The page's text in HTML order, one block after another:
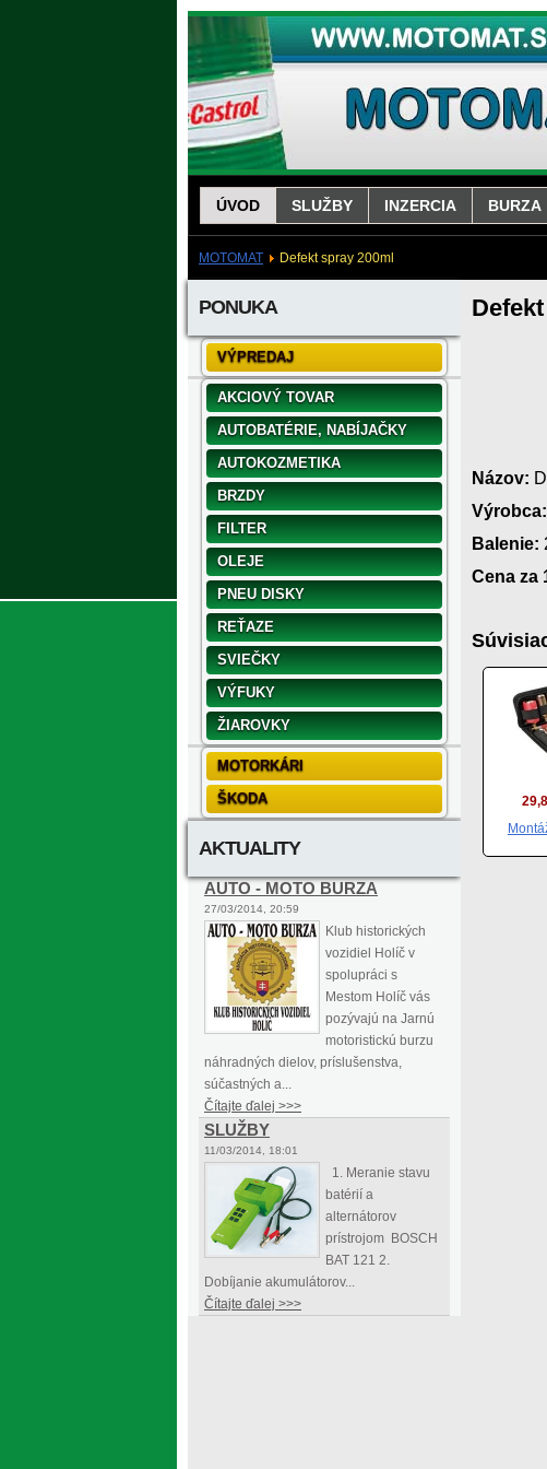
ÚVOD SLUŽBY INZERCIA BURZA
MOTOMAT Defekt spray 200ml
PONUKA
VÝPREDAJ
AKCIOVÝ TOVAR
AUTOBATÉRIE, NABÍJAČKY
AUTOKOZMETIKA
BRZDY
FILTER
OLEJE
PNEU DISKY
REŤAZE
SVIEČKY
VÝFUKY
ŽIAROVKY
MOTORKÁRI
ŠKODA
AKTUALITY
AUTO - MOTO BURZA
27/03/2014, 20:59
Klub historických
vozidiel Holíč v
spolupráci s
Mestom Holíč vás
pozývajú na Jarnú
motoristickú burzu
náhradných dielov, príslušenstva,
súčastných a...
Čítajte ďalej >>>
SLUŽBY
11/03/2014, 18:01
1. Meranie stavu
batérií a
alternátorov
prístrojom BOSCH
BAT 121 2.
Dobíjanie akumulátorov...
Čítajte ďalej >>>
Názov:
Výrobca:
Balenie:
Cena za